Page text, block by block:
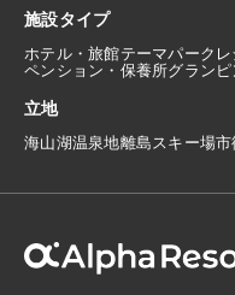
施設タイプ
ホテル・旅館テーマパーク
ペンション・保養所グラン
立地
海山湖温泉地離島スキー場市